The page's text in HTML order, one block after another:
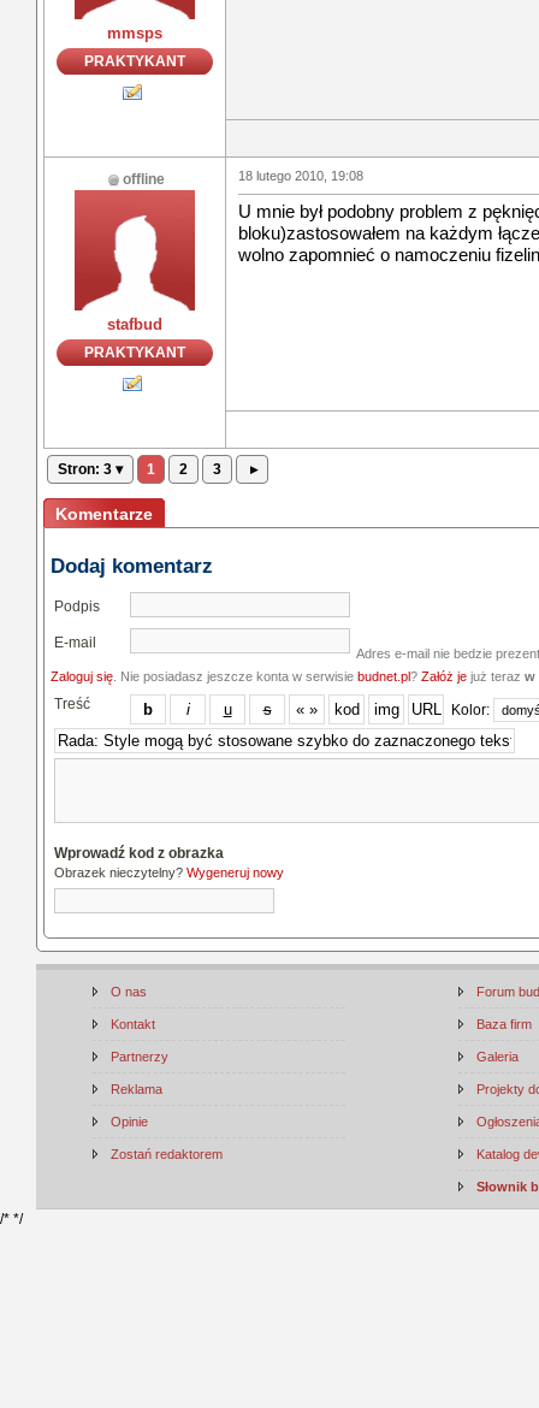
mmsps
PRAKTYKANT
offline
stafbud
PRAKTYKANT
18 lutego 2010, 19:08
U mnie był podobny problem z
bloku)zastosowałem na każdym
wolno zapomnieć o namoczeniu
Stron: 3 ▾ 1 2 3 ▸
Komentarze
Dodaj komentarz
Podpis
E-mail
Adres e-mail nie bedzie
Zaloguj się . Nie posiadasz jeszcze konta w serwisie budnet.pl? Załóż je już teraz w
Treść Kolor:
Wprowadź kod z obrazka
Obrazek nieczytelny? Wygeneruj nowy
O nas
Kontakt
Partnerzy
Reklama
Opinie
Zostań redaktorem
Forum
Baza firm
Galeria
Projekty
Katalog
Słownik
/* */